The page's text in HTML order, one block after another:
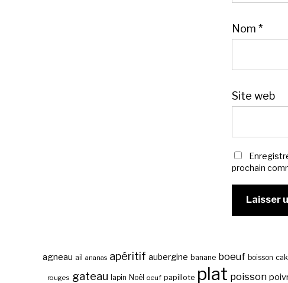
Nom *
Site web
prochain
agneau ail ananas apéritif aubergine banane boeuf boisson
rouges gateau lapin Noël oeuf papillote plat poisson